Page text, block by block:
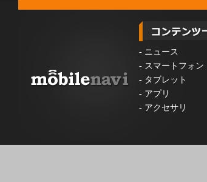
- ニュース
- スマートフォン
- タブレット
- アプリ
- アクセサリ